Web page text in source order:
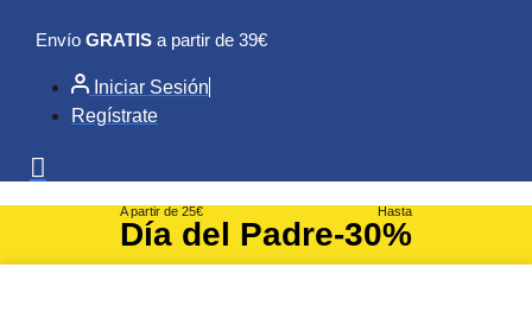
contenido
Envío GRATIS a partir de 39€
Iniciar Sesión
Regístrate
A partir de 25€
Día del Padre
Hasta
-30%